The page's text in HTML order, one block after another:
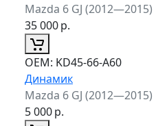
Mazda 6 GJ (2012—2015)
35 000р.
ОЕМ: KD45-66-A60
Динамик
Mazda 6 GJ (2012—2015)
5 000р.